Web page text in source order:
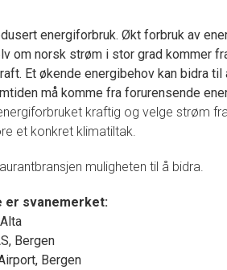
energiforbruk. Økt forbruk av
om norsk strøm i stor grad kommer
Et økende energibehov kan bidra til
må komme fra forurensende
kraftig og velge strøm
et konkret klimatiltak.
muligheten til å bidra.
er svanemerket:
Bergen
Bergen